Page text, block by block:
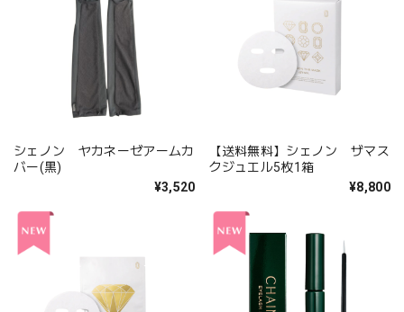
シェノン ヤカネーゼアームカ
バー(黒)
¥3,520
【送料無料】シェノン ザマス
クジュエル5枚1箱
¥8,800